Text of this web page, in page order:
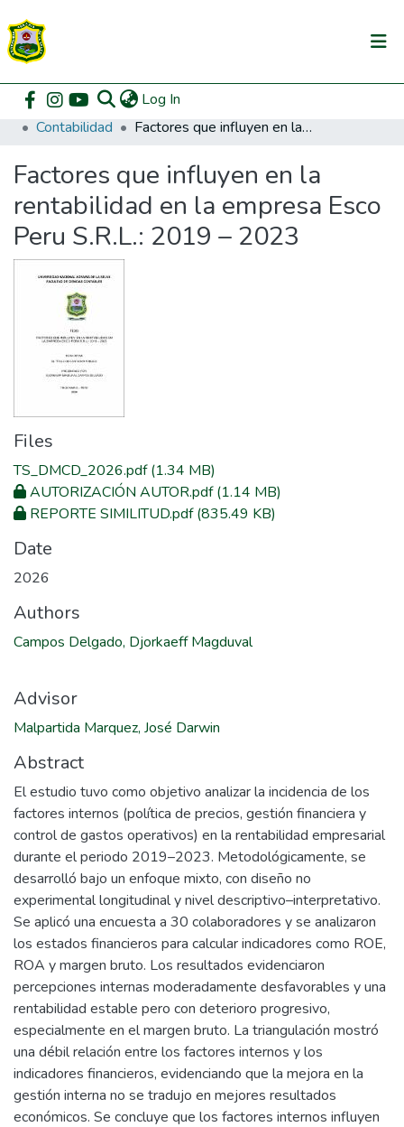
Log In
Communities & Collections
All of DSpace
DSpace Statistics
Home Pregrado
Facultad de Contabilidad
Contabilidad
Factores que influyen en la rentabilidad en la empresa Esco Peru S.R.L.: 2019 – 2023
Factores que influyen en la
rentabilidad en la empresa Esco
Peru S.R.L.: 2019 – 2023
Files
TS_DMCD_2026.pdf(1.34 MB)
AUTORIZACIÓN AUTOR.pdf(1.14 MB)
REPORTE SIMILITUD.pdf(835.49 KB)
Date
2026
Authors
Campos Delgado, Djorkaeff Magduval
Advisor
Malpartida Marquez, José Darwin
Abstract
El estudio tuvo como objetivo analizar la incidencia de los
factores internos (política de precios, gestión financiera y
control de gastos operativos) en la rentabilidad empresarial
durante el periodo 2019–2023. Metodológicamente, se
desarrolló bajo un enfoque mixto, con diseño no
experimental longitudinal y nivel descriptivo–interpretativo.
Se aplicó una encuesta a 30 colaboradores y se analizaron
los estados financieros para calcular indicadores como ROE,
ROA y margen bruto. Los resultados evidenciaron
percepciones internas moderadamente desfavorables y una
rentabilidad estable pero con deterioro progresivo,
especialmente en el margen bruto. La triangulación mostró
una débil relación entre los factores internos y los
indicadores financieros, evidenciando que la mejora en la
gestión interna no se tradujo en mejores resultados
económicos. Se concluye que los factores internos influyen